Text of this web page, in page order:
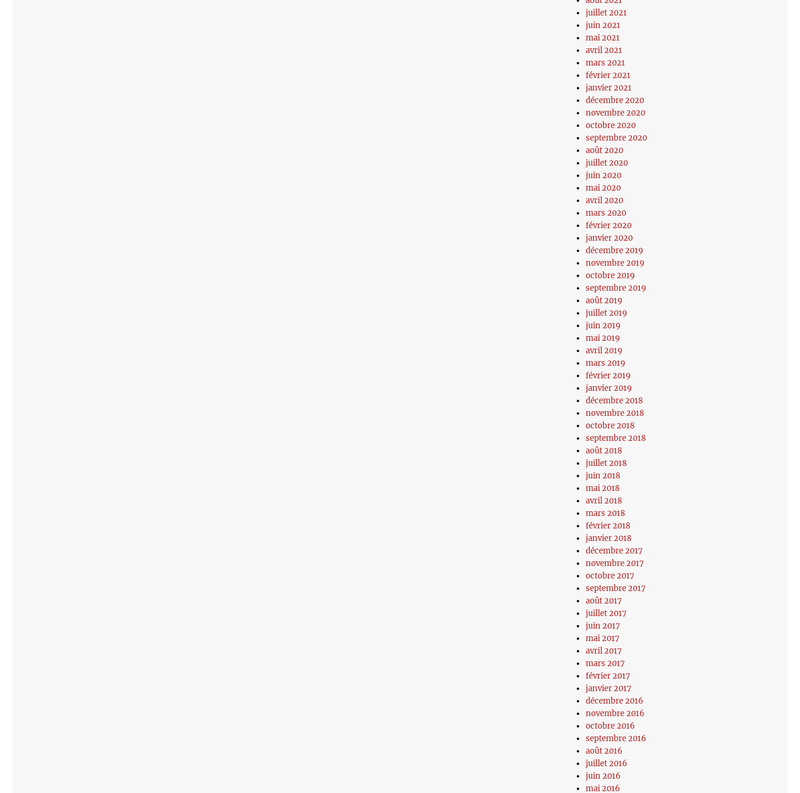
juillet 2021
juin 2021
mai 2021
avril 2021
mars 2021
février 2021
janvier 2021
décembre 2020
novembre 2020
octobre 2020
septembre 2020
août 2020
juillet 2020
juin 2020
mai 2020
avril 2020
mars 2020
février 2020
janvier 2020
décembre 2019
novembre 2019
octobre 2019
septembre 2019
août 2019
juillet 2019
juin 2019
mai 2019
avril 2019
mars 2019
février 2019
janvier 2019
décembre 2018
novembre 2018
octobre 2018
septembre 2018
août 2018
juillet 2018
juin 2018
mai 2018
avril 2018
mars 2018
février 2018
janvier 2018
décembre 2017
novembre 2017
octobre 2017
septembre 2017
août 2017
juillet 2017
juin 2017
mai 2017
avril 2017
mars 2017
février 2017
janvier 2017
décembre 2016
novembre 2016
octobre 2016
septembre 2016
août 2016
juillet 2016
juin 2016
mai 2016